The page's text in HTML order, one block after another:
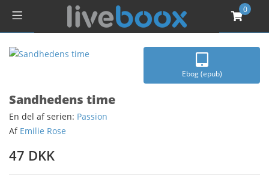
0
Ebog (epub)
Sandhedens time
En del af serien: Passion
Af Emilie Rose
47 DKK